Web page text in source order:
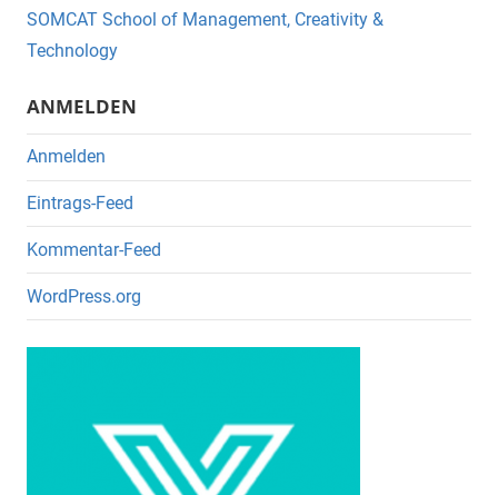
o
o
k
SOMCAT School of Management, Creativity &
Technology
ANMELDEN
Anmelden
Eintrags-Feed
Kommentar-Feed
WordPress.org